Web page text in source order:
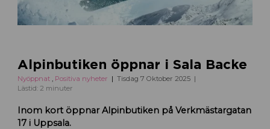
Alpinbutiken öppnar i Sala Backe
Nyöppnat Positiva nyheter
Tisdag 7 Oktober 2025
Lästid: 2 minuter
Inom kort öppnar Alpinbutiken på Verkmästargatan
17 i Uppsala.